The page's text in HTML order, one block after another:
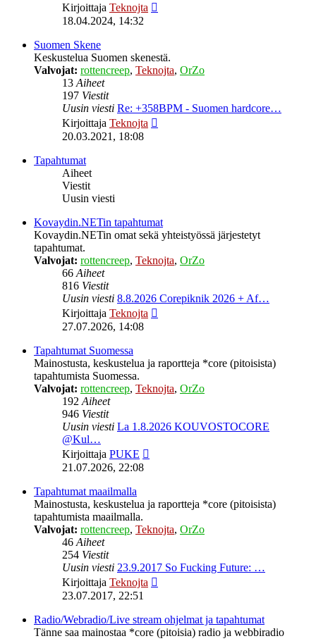
Kirjoittaja Teknojta
18.04.2024, 14:32
Suomen Skene
Keskustelua Suomen skenestä.
Valvojat: rottencreep, Teknojta, OrZo
13Aiheet
197 Viestit
Uusin viesti Re: +358BPM - Suomen hardcore…
Kirjoittaja Teknojta
20.03.2021, 18:08
Tapahtumat
Aiheet
Viestit
Uusin viesti
Kovaydin.NETin tapahtumat
Kovaydin.NETin omat sekä yhteistyössä järjestetyt
tapahtumat.
Valvojat: rottencreep, Teknojta, OrZo
66Aiheet
816 Viestit
Uusin viesti 8.8.2026 Corepiknik 2026 + Af…
Kirjoittaja Teknojta
27.07.2026, 14:08
Tapahtumat Suomessa
Mainostusta, keskustelua ja raportteja *core (pitoisista)
tapahtumista Suomessa.
Valvojat: rottencreep, Teknojta, OrZo
192Aiheet
946 Viestit
Uusin viesti La 1.8.2026 KOUVOSTOCORE
@Kul…
Kirjoittaja PUKE
21.07.2026, 22:08
Tapahtumat maailmalla
Mainostusta, keskustelua ja raportteja *core (pitoisista)
tapahtumista maailmalla.
Valvojat: rottencreep, Teknojta, OrZo
46Aiheet
254 Viestit
Uusin viesti 23.9.2017 So Fucking Future: …
Kirjoittaja Teknojta
23.07.2017, 22:51
Radio/Webradio/Live stream ohjelmat ja tapahtumat
Tänne saa mainostaa *core (pitoisia) radio ja webbiradio